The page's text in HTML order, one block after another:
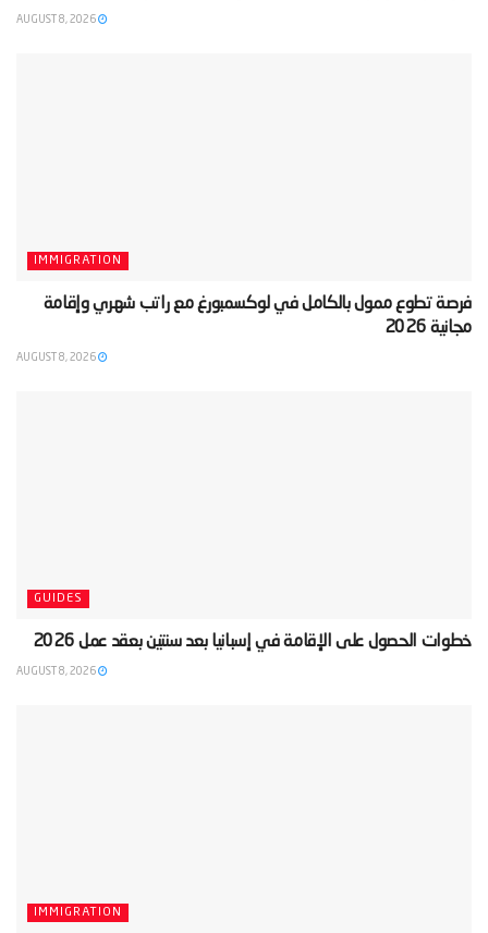
IMMIGRATION
‫فرصة تطوع ممول بالكامل في لوكسمبورغ مع راتب شهري وإقامة
مجانية 2026‬
GUIDES
‫خطوات الحصول على الإقامة في إسبانيا بعد سنتين بعقد عمل 2026‬
IMMIGRATION